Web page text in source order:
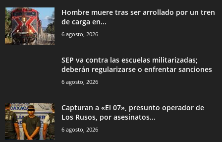
Hombre muere tras ser arrollado por un tren
de carga en...
6 agosto, 2026
SEP va contra las escuelas militarizadas;
deberán regularizarse o enfrentar sanciones
6 agosto, 2026
Capturan a «El 07», presunto operador de
Los Rusos, por asesinatos...
6 agosto, 2026